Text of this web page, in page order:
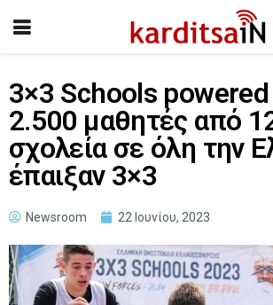
3×3 Schools
2.500 μαθητές από
σχολεία σε όλη την
έπαιξαν 3×3
Newsroom 22 Ιουνίου, 2023